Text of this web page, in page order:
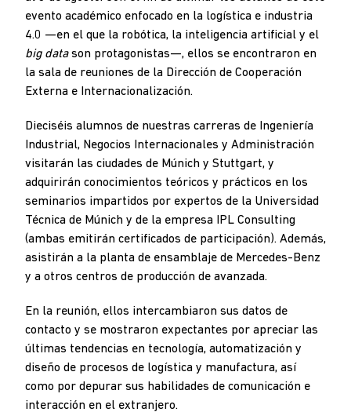
evento académico enfocado en la logística e industria
4.0 —en el que la robótica, la inteligencia artificial y el
big datason protagonistas—, ellos se encontraron en
la sala de reuniones de la Dirección de Cooperación
Externa e Internacionalización.
Dieciséis alumnos de nuestras carreras de Ingeniería
Industrial, Negocios Internacionales y Administración
visitarán las ciudades de Múnich y Stuttgart, y
adquirirán conocimientos teóricos y prácticos en los
seminarios impartidos por expertos de la Universidad
Técnica de Múnich y de la empresa IPL Consulting
(ambas emitirán certificados de participación). Además,
asistirán a la planta de ensamblaje de Mercedes-Benz
y a otros centros de producción de avanzada.
En la reunión, ellos intercambiaron sus datos de
contacto y se mostraron expectantes por apreciar las
últimas tendencias en tecnología, automatización y
diseño de procesos de logística y manufactura, así
como por depurar sus habilidades de comunicación e
interacción en el extranjero.